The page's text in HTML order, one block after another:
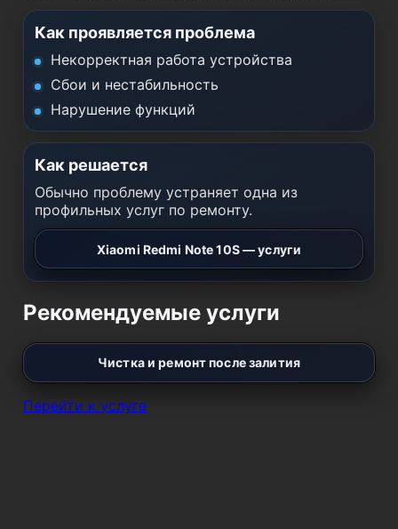
Как проявляется проблема
Некорректная работа устройства
Сбои и нестабильность
Нарушение функций
Как решается
Обычно проблему устраняет одна из
профильных услуг по ремонту.
Xiaomi Redmi Note 10S — услуги
Рекомендуемые услуги
Чистка и ремонт после залития
Перейти к услуге